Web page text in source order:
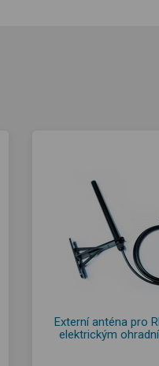
Externí anténa pro
elektrickým